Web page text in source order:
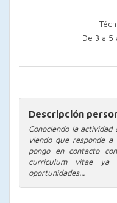
De 3 a 5
Descripción
Conociendo la
viendo que responde
pongo en contacto
curriculum vitae ya
oportunidades...